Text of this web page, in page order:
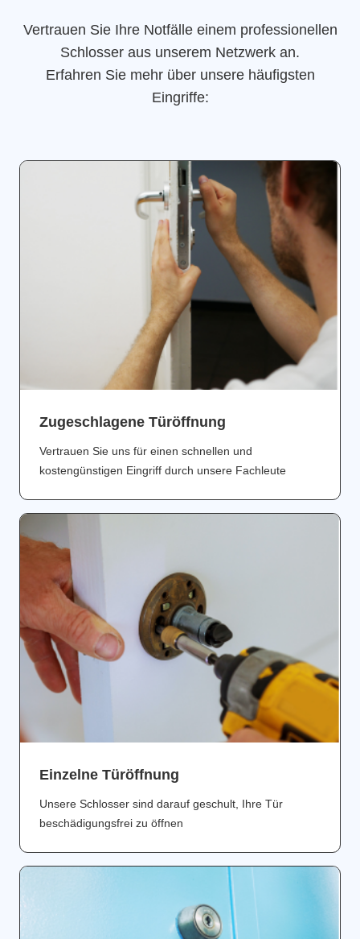
Vertrauen Sie Ihre Notfälle einem professionellen
Schlosser aus unserem Netzwerk an.
Erfahren Sie mehr über unsere häufigsten
Eingriffe:
Zugeschlagene Türöffnung
Vertrauen Sie uns für einen schnellen und
kostengünstigen Eingriff durch unsere Fachleute
Einzelne Türöffnung
Unsere Schlosser sind darauf geschult, Ihre Tür
beschädigungsfrei zu öffnen